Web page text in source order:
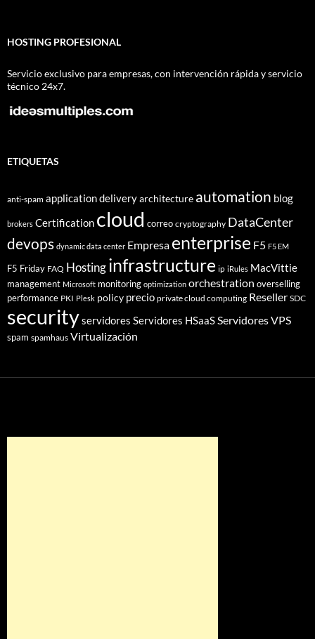
HOSTING PROFESIONAL
Servicio exclusivo para empresas, con intervención rápida y servicio
técnico 24x7.
ETIQUETAS
anti-spam application deliveryarchitecture automation blog
brokers Certification cloud correo cryptography DataCenter
devops dynamic data center Empresa enterprise F5 F5 EM
F5 Friday FAQ Hostinginfrastructure ip iRules MacVittie
management Microsoft monitoring optimization orchestration overselling
performance PKI Plesk policy precio private cloud computing Reseller SDC
securityservidores Servidores HSaaSServidores VPS
spam spamhaus Virtualización